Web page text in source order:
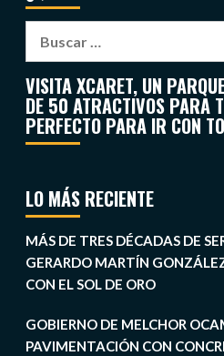
VISITA XCARET, UN
DE 50 ATRACTIVOS PARA
PERFECTO PARA IR CON
LO MÁS RECIENTE
MÁS DE TRES DÉCADAS DE
GERARDO MARTÍN
CON EL SOL DE ORO
GOBIERNO DE MELCHOR
PAVIMENTACIÓN CON